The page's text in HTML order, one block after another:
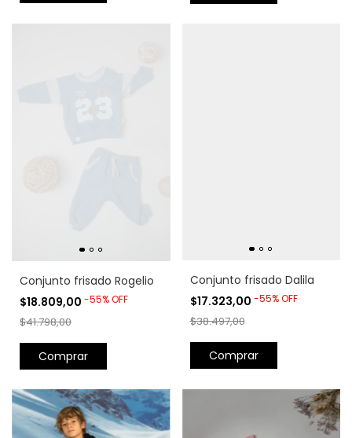
Conjunto frisado Rogelio
$18.809,00 -55%OFF
$41.798,00
Comprar
Conjunto frisado Dalila
$17.323,00 -55%OFF
$38.497,00
Comprar